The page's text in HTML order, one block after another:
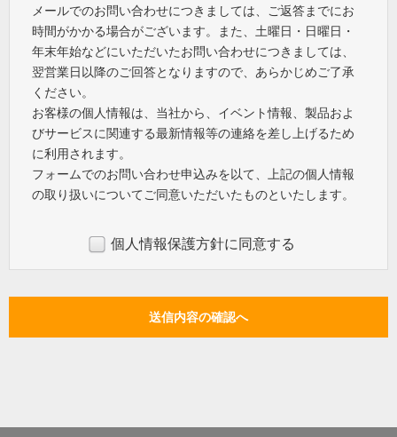
メールでのお問い合わせにつきましては、ご返答までにお
時間がかかる場合がございます。また、土曜日・日曜日・
年末年始などにいただいたお問い合わせにつきましては、
翌営業日以降のご回答となりますので、あらかじめご了承
ください。
お客様の個人情報は、当社から、イベント情報、製品およ
びサービスに関連する最新情報等の連絡を差し上げるため
に利用されます。
フォームでのお問い合わせ申込みを以て、上記の個人情報
の取り扱いについてご同意いただいたものといたします。
個人情報保護方針に同意する